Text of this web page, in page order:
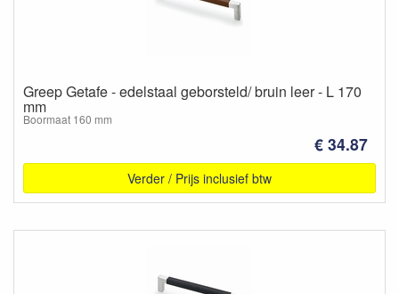
Greep Getafe - edelstaal geborsteld/ bruin leer - L 170
mm
Boormaat 160 mm
€ 34.87
Verder / Prijs inclusief btw